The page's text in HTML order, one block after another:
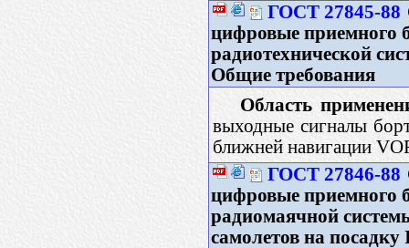
ГОСТ 27845-88
цифровые приемного
радиотехнической
Общие требования
Область
выходные сигналы
ближней навигации
ГОСТ 27846-88
цифровые приемного
радиомаячной
самолетов на